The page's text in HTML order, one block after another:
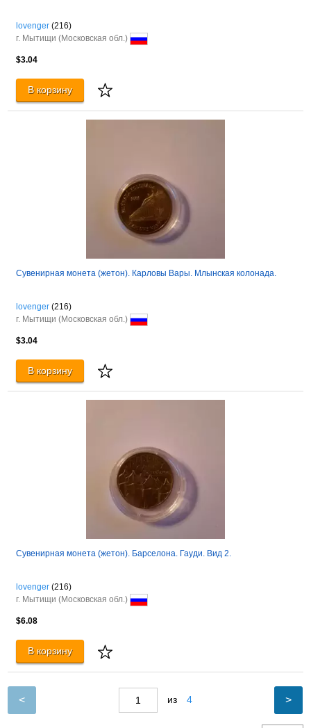
lovenger (216)
г. Мытищи (Московская обл.)
$3.04
В корзину
Сувенирная монета (жетон). Карловы Вары. Млынская колонада.
lovenger (216)
г. Мытищи (Московская обл.)
$3.04
В корзину
Сувенирная монета (жетон). Барселона. Гауди. Вид 2.
lovenger (216)
г. Мытищи (Московская обл.)
$6.08
В корзину
< из 4 >